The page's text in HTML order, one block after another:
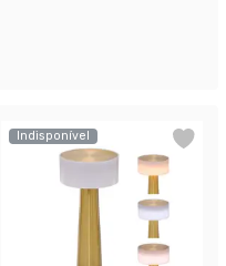
Indisponível